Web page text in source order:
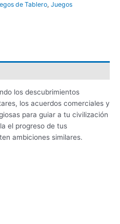
de Tablero, Juegos
los descubrimientos
los acuerdos comerciales y
para guiar a tu civilización
el progreso de tus
ambiciones similares.